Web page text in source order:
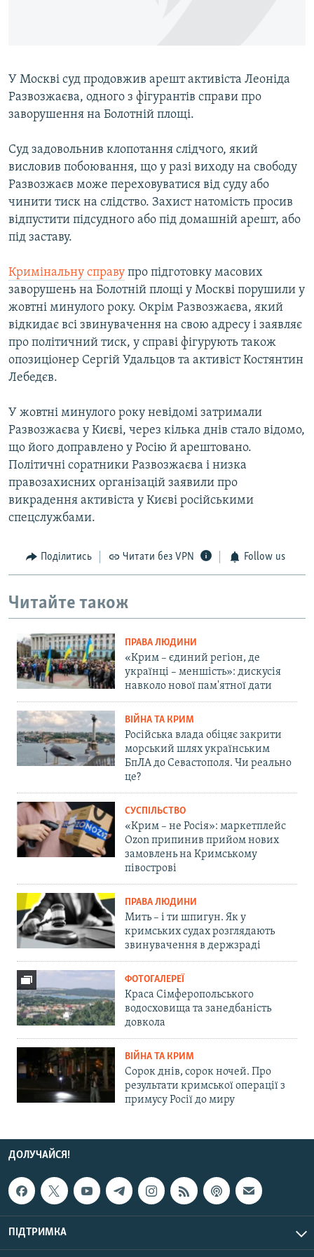
ІНФОГРАФІКА
Усі сайти RFE/RL
У Москві суд продовжив арешт активіста Леоніда
Развозжаєва, одного з фігурантів справи про
заворушення на Болотній площі.
Суд задовольнив клопотання слідчого, який
висловив побоювання, що у разі виходу на свободу
Развозжаєв може переховуватися від суду або
чинити тиск на слідство. Захист натомість просив
відпустити підсудного або під домашній арешт, або
під заставу.
Кримінальну справу про підготовку масових
заворушень на Болотній площі у Москві порушили у
жовтні минулого року. Окрім Развозжаєва, який
відкидає всі звинувачення на свою адресу і заявляє
про політичний тиск, у справі фігурують також
опозиціонер Сергій Удальцов та активіст Костянтин
Лебедєв.
У жовтні минулого року невідомі затримали
Развозжаєва у Києві, через кілька днів стало відомо,
що його доправлено у Росію й арештовано.
Політичні соратники Развозжаєва і низка
правозахисних організацій заявили про
викрадення активіста у Києві російськими
спецслужбами.
Поділитись Читати без VPN Follow us
Читайте також
ПРАВА ЛЮДИНИ
«Крим – єдиний регіон, де
українці – меншість»: дискусія
навколо нової пам'ятної дати
ВІЙНА ТА КРИМ
Російська влада обіцяє закрити
морський шлях українським
БпЛА до Севастополя. Чи реально
це?
СУСПІЛЬСТВО
«Крим – не Росія»: маркетплейс
Ozon припинив прийом нових
замовлень на Кримському
півострові
ПРАВА ЛЮДИНИ
Мить – і ти шпигун. Як у
кримських судах розглядають
звинувачення в держзраді
ФОТОГАЛЕРЕЇ
Краса Сімферопольського
водосховища та занедбаність
довкола
ВІЙНА ТА КРИМ
Сорок днів, сорок ночей. Про
результати кримської операції з
примусу Росії до миру
ДОЛУЧАЙСЯ!
ПІДТРИМКА